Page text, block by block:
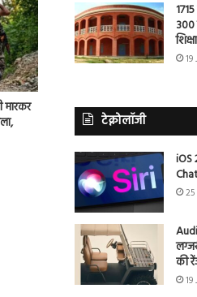
300
शिक्षा
टेक्नोलॉजी
iOS
की